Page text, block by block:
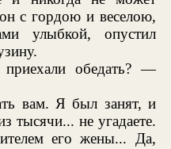
с гордою и веселою,
улыбкой, опустил
обедать? —
вам. Я был занят, и
тысячи... не угадаете.
его жены... Да,